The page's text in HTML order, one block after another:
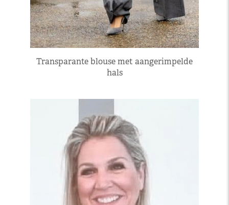
Transparante blouse met aangerimpelde
hals